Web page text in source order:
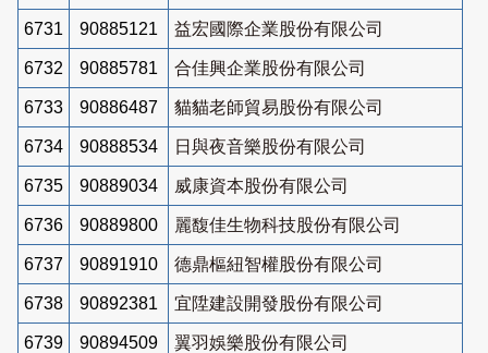
6731 90885121 益宏國際企業股份有限公司
6732 90885781 合佳興企業股份有限公司
6733 90886487 貓貓老師貿易股份有限公司
6734 90888534 日與夜音樂股份有限公司
6735 90889034 威康資本股份有限公司
6736 90889800 麗馥佳生物科技股份有限公司
6737 90891910 德鼎樞紐智權股份有限公司
6738 90892381 宜陞建設開發股份有限公司
6739 90894509 翼羽娛樂股份有限公司